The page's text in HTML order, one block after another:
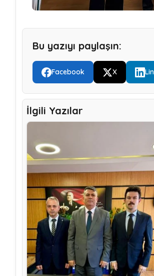
Bu yazıyı paylaşın:
Facebook X
İlgili Yazılar